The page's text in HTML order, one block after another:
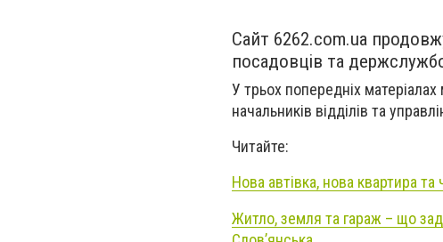
Сайт 6262.com.ua
посадовців та
У трьох попередніх матеріалах
начальників відділів та
Читайте:
Нова автівка, нова квартира та
Житло, земля та гараж – що